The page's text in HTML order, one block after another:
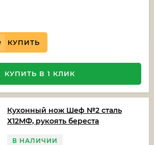
КУПИТЬ
КУПИТЬ В 1 КЛИК
Кухонный нож Шеф №2 сталь
Х12МФ, рукоять береста
В НАЛИЧИИ